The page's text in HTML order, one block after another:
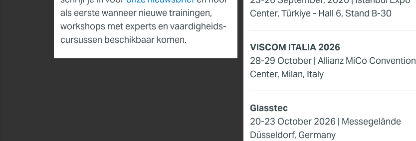
als eerste wanneer nieuwe trainingen,
workshops met experts en vaardigheids­
cursussen beschikbaar komen.
Center, Türkiye - Hall 6, Stand B-30
VISCOM ITALIA 2026
28-29 October | Allianz MiCo Convention
Center, Milan, Italy
Glasstec
20-23 October 2026 | Messegelände
Düsseldorf, Germany